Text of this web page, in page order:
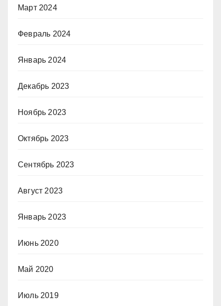
Март 2024
Февраль 2024
Январь 2024
Декабрь 2023
Ноябрь 2023
Октябрь 2023
Сентябрь 2023
Август 2023
Январь 2023
Июнь 2020
Май 2020
Июль 2019